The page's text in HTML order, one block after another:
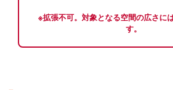
※拡張不可。対象となる空間の広さに
す。